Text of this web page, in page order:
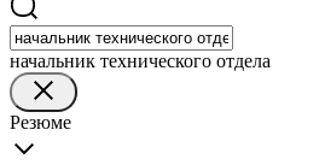
начальник технического отдела
Резюме